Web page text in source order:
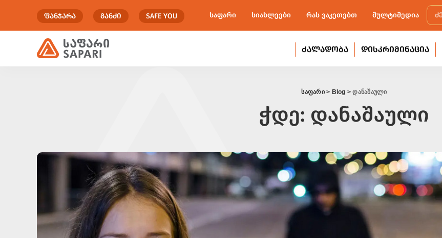
ᲤᲐᲜᲯᲐᲠᲐ ᲒᲐᲜᲫᲘ SAFE YOU საფარი სიახლეები რას ვაკეთებთ მულტიმედია
ᲫᲐᲚᲐᲓᲝᲑᲐ ᲓᲘᲡᲙᲠᲘᲛᲘᲜᲐᲪᲘᲐ
საფარი> Blog >დანაშაული
ჭდე: დანაშაული